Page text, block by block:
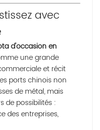
avec
d'occasion en
une grande
et récit
ports chinois non
de métal, mais
de possibilités :
des entreprises,